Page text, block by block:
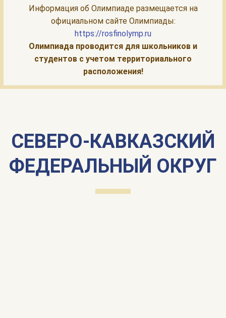
Информация об Олимпиаде размещается на
официальном сайте Олимпиады:
https://rosfinolymp.ru
Олимпиада проводится для школьников и
студентов с учетом территориального
расположения!
СЕВЕРО-КАВКАЗСКИЙ
ФЕДЕРАЛЬНЫЙ ОКРУГ